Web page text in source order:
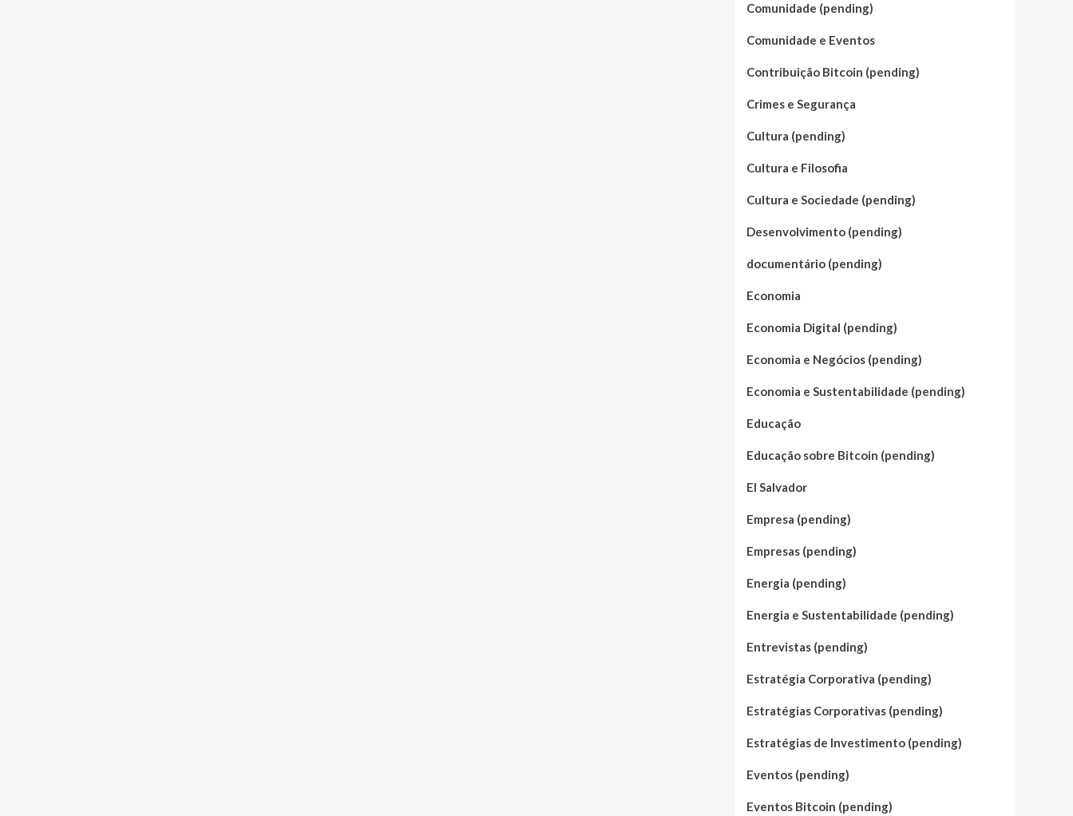
Comunidade (pending)
Comunidade e Eventos
Contribuição Bitcoin (pending)
Crimes e Segurança
Cultura (pending)
Cultura e Filosofia
Cultura e Sociedade (pending)
Desenvolvimento (pending)
documentário (pending)
Economia
Economia Digital (pending)
Economia e Negócios (pending)
Economia e Sustentabilidade (pending)
Educação
Educação sobre Bitcoin (pending)
El Salvador
Empresa (pending)
Empresas (pending)
Energia (pending)
Energia e Sustentabilidade (pending)
Entrevistas (pending)
Estratégia Corporativa (pending)
Estratégias Corporativas (pending)
Estratégias de Investimento (pending)
Eventos (pending)
Eventos Bitcoin (pending)